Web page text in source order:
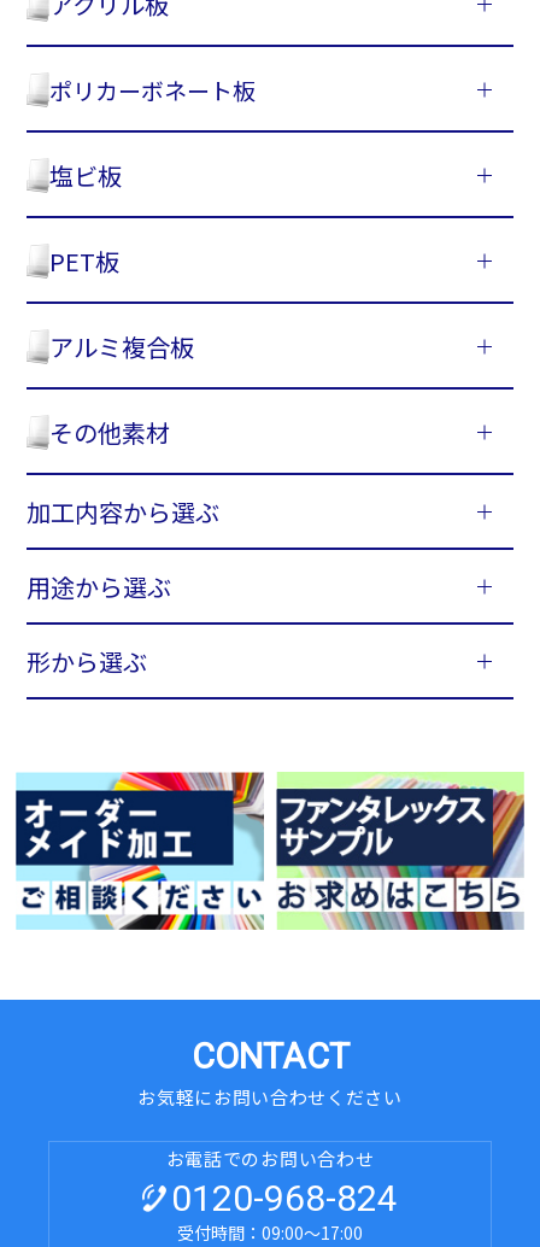
ポリカーボネート板
塩ビ板
PET板
アルミ複合板
その他素材
加工内容から選ぶ
用途から選ぶ
形から選ぶ
CONTACT
お気軽にお問い合わせください
お電話でのお問い合わせ
0120-968-824
受付時間：09:00～17:00